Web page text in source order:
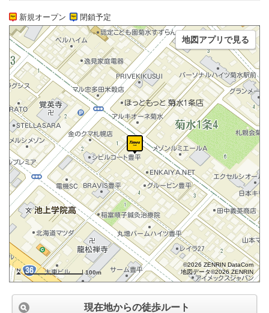
新規オープン 閉鎖予定
100m
©2026 ZENRIN DataCom
地図データ©2026 ZENRIN
地図アプリで見る
現在地からの徒歩ルート